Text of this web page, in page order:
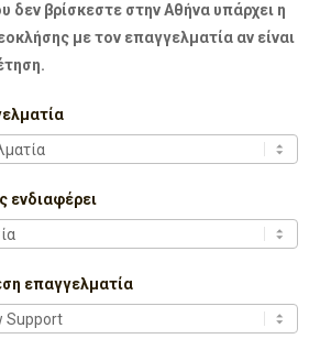
δεν βρίσκεστε στην Αθήνα υπάρχει η
με τον επαγγελματία αν είναι
ενδιαφέρει
επαγγελματία